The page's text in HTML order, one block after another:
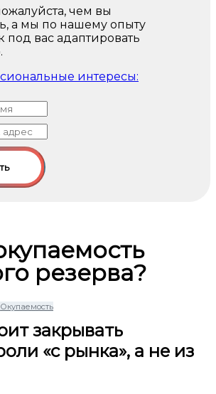
чем вы
а мы по нашему опыту
под вас адаптировать
интересы:
резерва?
Окупаемость
закрывать
«с рынка», а не из